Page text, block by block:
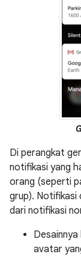
Di perangkat
notifikasi yang
orang (seperti
grup). Notifikasi
dari notifikasi
avatar